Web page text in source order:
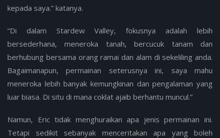
kepada saya.” katanya.
“Di dalam Stardew Valley, fokusnya adalah lebih
bersederhana, meneroka tanah, bercucuk tanam dan
berhubung bersama orang ramai dan alam di sekeliling anda.
Bagaimanapun, permainan seterusnya ini, saya mahu
meneroka lebih banyak kemungkinan dan pengalaman yang
luar biasa. Di situ di mana coklat ajaib berhantu muncul.”
Namun, Eric tidak menghuraikan apa jenis permainan ini.
Tetapi sedikit sebanyak menceritakan apa yang boleh